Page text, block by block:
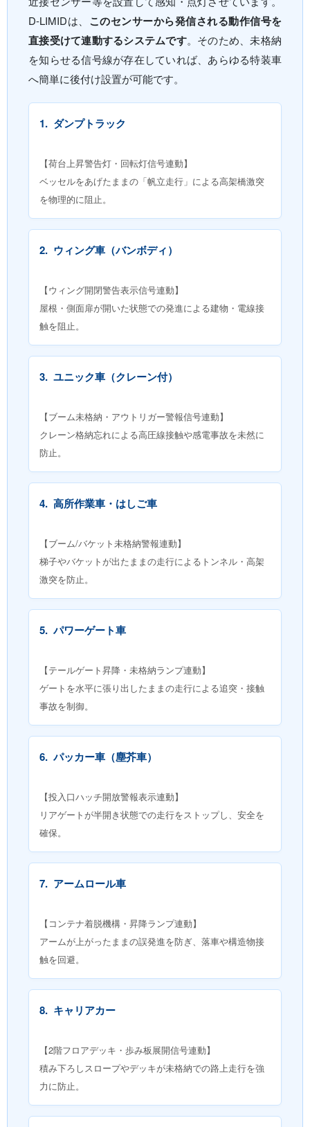
D-LIMIDは、 このセンサーから発信される動作信号を
直接受けて連動するシステムです。そのため、未格納
を知らせる信号線が存在していれば、あらゆる特装車
へ簡単に後付け設置が可能です。
1. ダンプトラック
【荷台上昇警告灯・回転灯信号連動】
ベッセルをあげたままの「帆立走行」による高架橋激突
を物理的に阻止。
2. ウィング車（バンボディ）
【ウィング開閉警告表示信号連動】
屋根・側面扉が開いた状態での発進による建物・電線接
触を阻止。
3. ユニック車（クレーン付）
【ブーム未格納・アウトリガー警報信号連動】
クレーン格納忘れによる高圧線接触や感電事故を未然に
防止。
4. 高所作業車・はしご車
【ブーム/バケット未格納警報連動】
梯子やバケットが出たままの走行によるトンネル・高架
激突を防止。
5. パワーゲート車
【テールゲート昇降・未格納ランプ連動】
ゲートを水平に張り出したままの走行による追突・接触
事故を制御。
6. パッカー車（塵芥車）
【投入口ハッチ開放警報表示連動】
リアゲートが半開き状態での走行をストップし、安全を
確保。
7. アームロール車
【コンテナ着脱機構・昇降ランプ連動】
アームが上がったままの誤発進を防ぎ、落車や構造物接
触を回避。
8. キャリアカー
【2階フロアデッキ・歩み板展開信号連動】
積み下ろしスロープやデッキが未格納での路上走行を強
力に防止。